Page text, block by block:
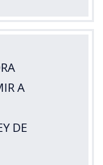
A
DE